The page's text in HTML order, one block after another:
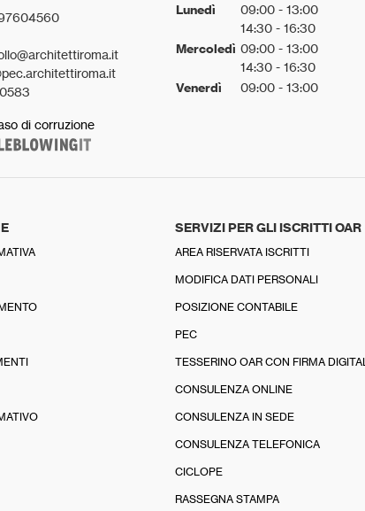
di corruzione
Lunedì
09:00 - 13:00
14:30 - 16:30
Mercoledì 09:00 - 13:00
14:30 - 16:30
Venerdì 09:00 - 13:00
SERVIZI PER GLI ISCRITTI OAR
AREA RISERVATA ISCRITTI
MODIFICA DATI PERSONALI
POSIZIONE CONTABILE
PEC
TESSERINO OAR CON FIRMA
CONSULENZA ONLINE
CONSULENZA IN SEDE
CONSULENZA TELEFONICA
CICLOPE
RASSEGNA STAMPA